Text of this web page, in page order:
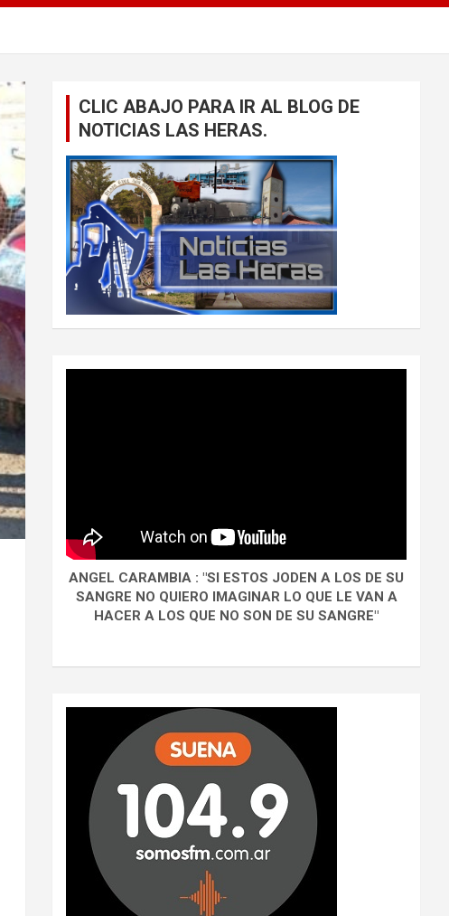
CLIC ABAJO PARA IR AL BLOG DE
NOTICIAS LAS HERAS.
ANGEL CARAMBIA : "SI ESTOS JODEN A LOS DE SU
SANGRE NO QUIERO IMAGINAR LO QUE LE VAN A
HACER A LOS QUE NO SON DE SU SANGRE"